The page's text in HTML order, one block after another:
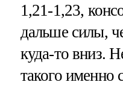
1,21-1,23,
дальше силы,
куда-то вниз.
такого именно